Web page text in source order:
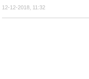
12-12-2018, 11:32